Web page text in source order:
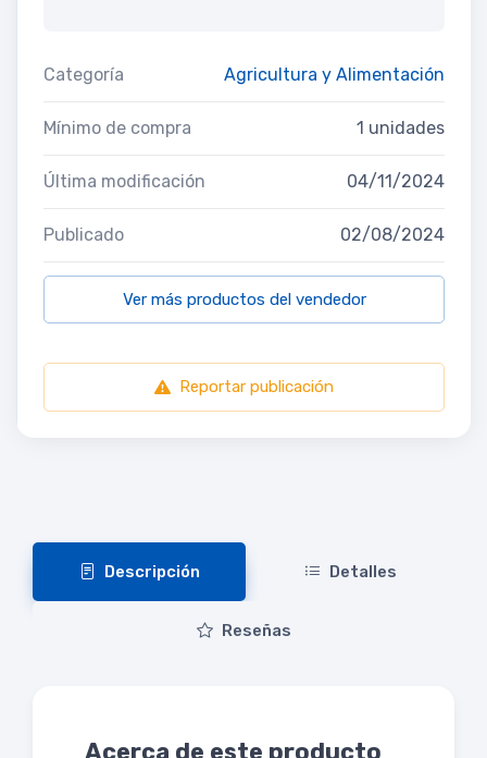
Categoría Agricultura y Alimentación
Mínimo de compra 1 unidades
Última modificación 04/11/2024
Publicado 02/08/2024
Ver más productos del vendedor
Reportar publicación
Descripción Detalles
Reseñas
Acerca de este producto